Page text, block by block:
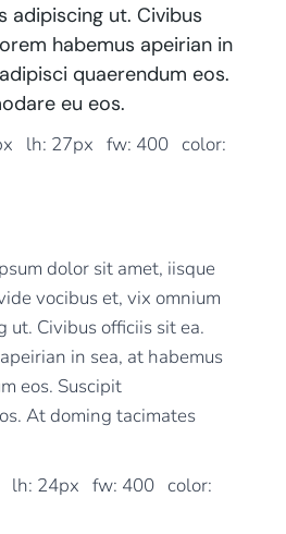
adipiscing ut. Civibus
habemus apeirian in
quaerendum eos.
eu eos.
lh: 27px fw: 400 color:
dolor sit amet, iisque
vocibus et, vix omnium
ut. Civibus officiis sit ea.
in sea, at habemus
eos. Suscipit
At doming tacimates
lh: 24px fw: 400 color: